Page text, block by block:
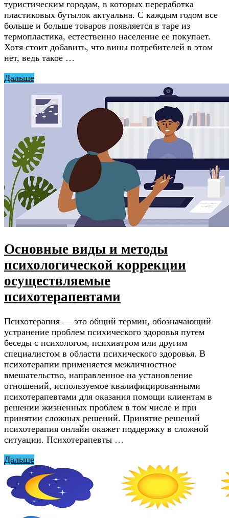
туристическим городам, в которых переработка
пластиковых бутылок актуальна. С каждым годом все
больше и больше товаров появляется в таре из
термопластика, естественно население ее покупает.
Хотя стоит добавить, что вины потребителей в этом
нет, ведь такое …
Дальше
Основные виды и методы
психологической коррекции
осуществляемые
психотерапевтами
Психотерапия — это общий термин, обозначающий
устранение проблем психического здоровья путем
беседы с психологом, психиатром или другим
специалистом в области психического здоровья. В
психотерапии применяется межличностное
вмешательство, направленное на установление
отношений, используемое квалифицированными
психотерапевтами для оказания помощи клиентам в
решении жизненных проблем в том числе и при
принятии сложных решений. Принятие решений
психотерапия онлайн окажет поддержку в сложной
ситуации. Психотерапевты …
Дальше